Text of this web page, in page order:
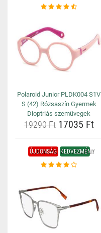
Polaroid Junior PLDK004 S1V
S (42) Rózsaszín Gyermek
Dioptriás szemüvegek
19290 Ft17035 Ft
ÚJDONSÁG KEDVEZMÉNY